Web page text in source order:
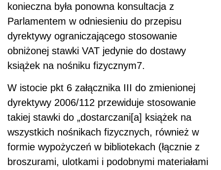
konieczna była ponowna konsultacja z
Parlamentem w odniesieniu do przepisu
dyrektywy ograniczającego stosowanie
obniżonej stawki VAT jedynie do dostawy
książek na nośniku fizycznym7.
W istocie pkt 6 załącznika III do zmienionej
dyrektywy 2006/112 przewiduje stosowanie
takiej stawki do „dostarczani[a] książek na
wszystkich nośnikach fizycznych, również w
formie wypożyczeń w bibliotekach (łącznie z
broszurami, ulotkami i podobnymi materiałami